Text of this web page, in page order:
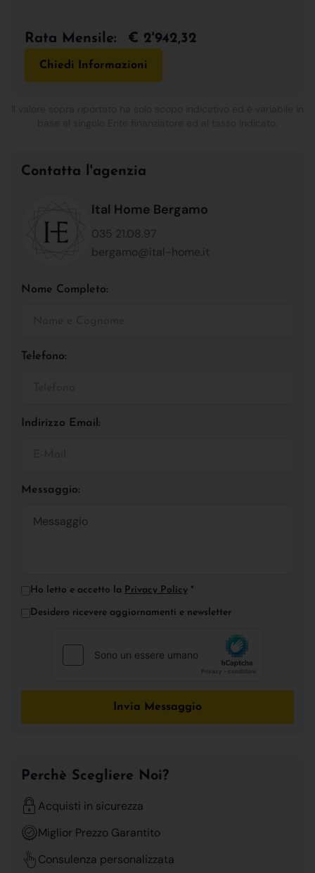
Rata Mensile: € 2'942,32
Chiedi Informazioni
Contatta l'agenzia
Ital Home Bergamo
035 21.08.97
bergamo@ital-home.it
Nome Completo:
Telefono:
Indirizzo Email:
Messaggio:
Ho letto e accetto la Privacy Policy *
Desidero ricevere aggiornamenti e newsletter
Invia Messaggio
Perchè Scegliere Noi?
Acquisti in sicurezza
Miglior Prezzo Garantito
Consulenza personalizzata